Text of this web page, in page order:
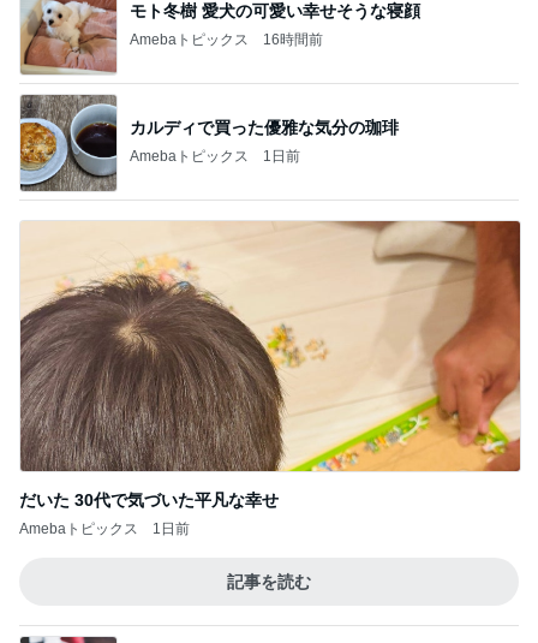
モト冬樹 愛犬の可愛い幸せそうな寝顔
Amebaトピックス 16時間前
カルディで買った優雅な気分の珈琲
Amebaトピックス 1日前
だいた 30代で気づいた平凡な幸せ
Amebaトピックス 1日前
記事を読む